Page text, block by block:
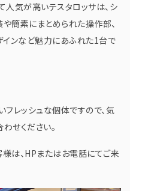
人気が高いテスタロッサは、シ
簡素にまとめられた操作部、
インなど魅力にあふれた1台で
レッシュな個体ですので、気
せください。
は、HPまたはお電話にてご来